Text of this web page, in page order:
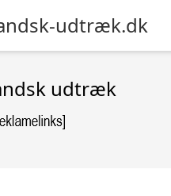
udtræk.dk
udtræk